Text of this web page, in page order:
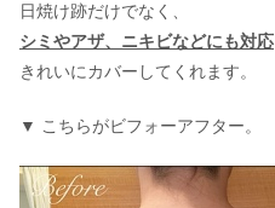
日焼け跡だけでなく、
シミやアザ、ニキビなどにも対応
きれいにカバーしてくれます。
▼ こちらがビフォーアフター。